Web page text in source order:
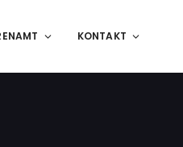
KONTAKT